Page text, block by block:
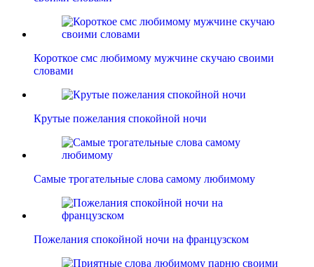
Короткое смс любимому мужчине скучаю своими
словами
Крутые пожелания спокойной ночи
Самые трогательные слова самому любимому
Пожелания спокойной ночи на французском